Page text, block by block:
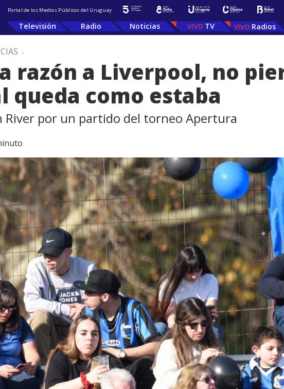
Portal de los Medios Públicos del Uruguay
Televisión Radio Noticias TV Radios
.
razón a Liverpool, no
queda como estaba
River por un partido del torneo Apertura